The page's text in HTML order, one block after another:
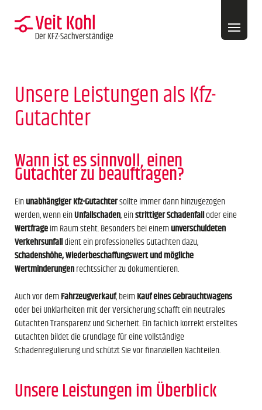
Classic Data
Formulare
Unsere Leistungen als Kfz-
Gutachter
Wann ist es sinnvoll, einen
Gutachter zu beauftragen?
Einunabhängiger Kfz-Gutachtersollte immer dann hinzugezogen
werden, wenn einUnfallschaden, einstrittiger Schadenfalloder eine
Wertfrageim Raum steht. Besonders bei einemunverschuldeten
Verkehrsunfalldient ein professionelles Gutachten dazu,
Schadenshöhe, Wiederbeschaffungswert und mögliche
Wertminderungenrechtssicher zu dokumentieren.
Auch vor demFahrzeugverkauf, beimKauf eines Gebrauchtwagens
oder bei Unklarheiten mit der Versicherung schafft ein neutrales
Gutachten Transparenz und Sicherheit. Ein fachlich korrekt erstelltes
Gutachten bildet die Grundlage für eine vollständige
Schadenregulierung und schützt Sie vor finanziellen Nachteilen.
Unsere Leistungen im Überblick